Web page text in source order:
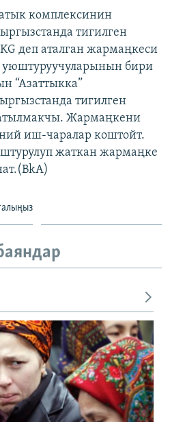
комплексинин
тигилген
деп аталган жармаңкеси
бири
“Азаттыкка”
тигилген
Жармаңкени
иш-чаралар коштойт.
жаткан жармаңке